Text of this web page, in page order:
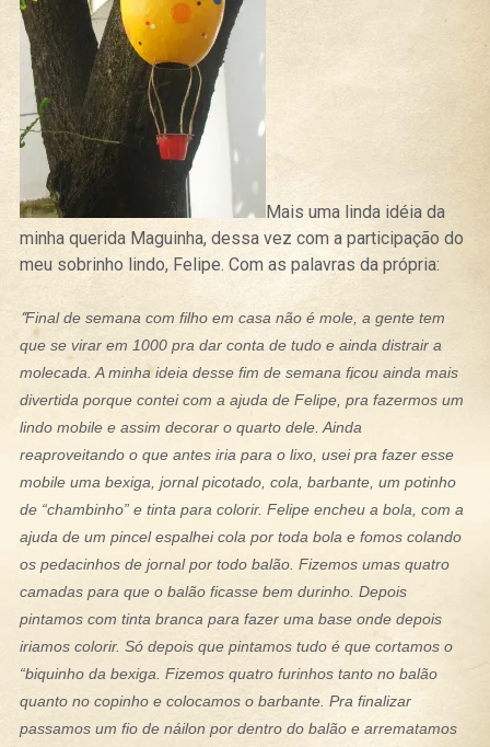
Mais uma linda idéia da
minha querida Maguinha, dessa vez com a participação do
meu sobrinho lindo, Felipe. Com as palavras da própria:
“Final de semana com filho em casa não é mole, a gente tem
que se virar em 1000 pra dar conta de tudo e ainda distrair a
molecada. A minha ideia desse fim de semana ficou ainda mais
divertida porque contei com a ajuda de Felipe, pra fazermos um
lindo mobile e assim decorar o quarto dele. Ainda
reaproveitando o que antes iria para o lixo, usei pra fazer esse
mobile uma bexiga, jornal picotado, cola, barbante, um potinho
de “chambinho” e tinta para colorir. Felipe encheu a bola, com a
ajuda de um pincel espalhei cola por toda bola e fomos colando
os pedacinhos de jornal por todo balão. Fizemos umas quatro
camadas para que o balão ficasse bem durinho. Depois
pintamos com tinta branca para fazer uma base onde depois
iriamos colorir. Só depois que pintamos tudo é que cortamos o
“biquinho da bexiga. Fizemos quatro furinhos tanto no balão
quanto no copinho e colocamos o barbante. Pra finalizar
passamos um fio de náilon por dentro do balão e arrematamos